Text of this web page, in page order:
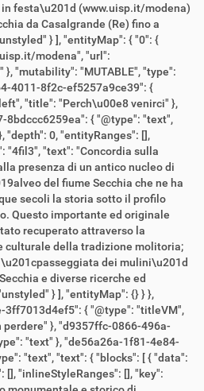
festa\u201d (www.uisp.it/modena)
da Casalgrande (Re) fino a
{ "@type": "text",
presenza di un antico nucleo di
del fiume Secchia che ne ha
secoli la storia sotto il profilo
Questo importante ed originale
recuperato attraverso la
culturale della tradizione molitoria;
dei mulini\u201d
e diverse ricerche ed
{ "@type": "titleVM",